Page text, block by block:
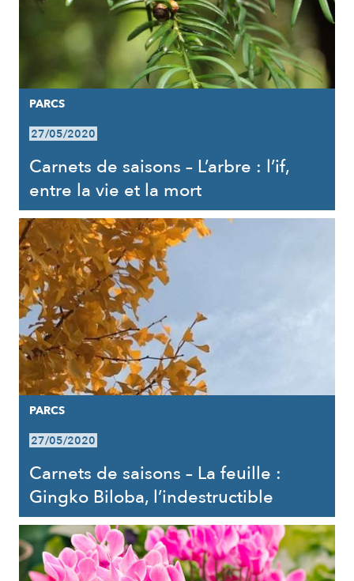
PARCS
27/05/2020
Carnets de saisons – L’arbre : l’if,
entre la vie et la mort
PARCS
27/05/2020
Carnets de saisons – La feuille :
Gingko Biloba, l’indestructible